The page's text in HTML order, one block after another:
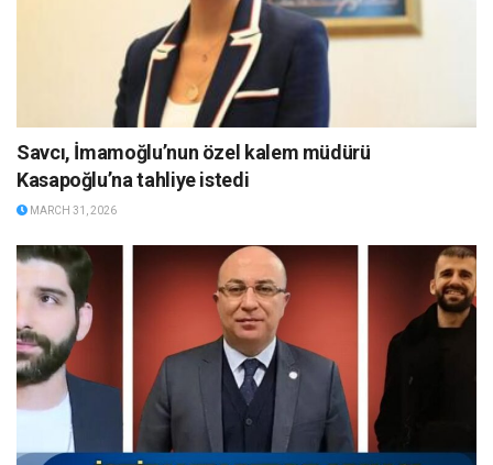
Savcı, İmamoğlu’nun özel kalem müdürü
Kasapoğlu’na tahliye istedi
MARCH 31, 2026